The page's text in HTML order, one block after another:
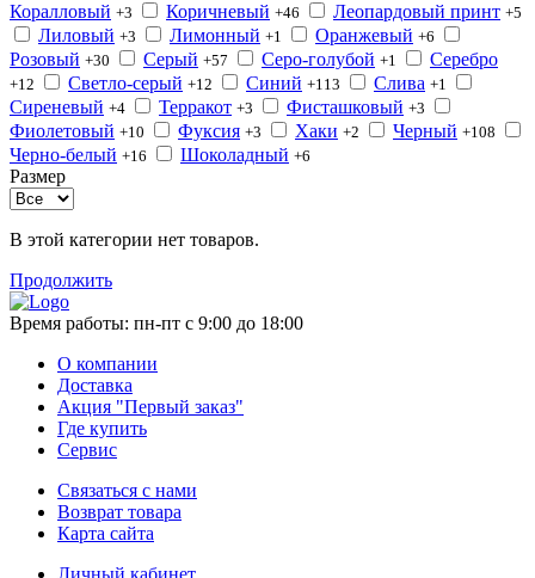
Коралловый +3 Коричневый +46 Леопардовый принт +5
Лиловый +3 Лимонный +1 Оранжевый +6
Розовый +30 Серый +57 Серо-голубой +1 Серебро
+12 Светло-серый +12 Синий +113 Слива +1
Сиреневый +4 Терракот +3 Фисташковый +3
Фиолетовый +10 Фуксия +3 Хаки +2 Черный +108
Черно-белый +16 Шоколадный +6
Размер
В этой категории нет товаров.
Продолжить
Время работы: пн-пт с 9:00 до 18:00
О компании
Доставка
Акция "Первый заказ"
Где купить
Сервис
Связаться с нами
Возврат товара
Карта сайта